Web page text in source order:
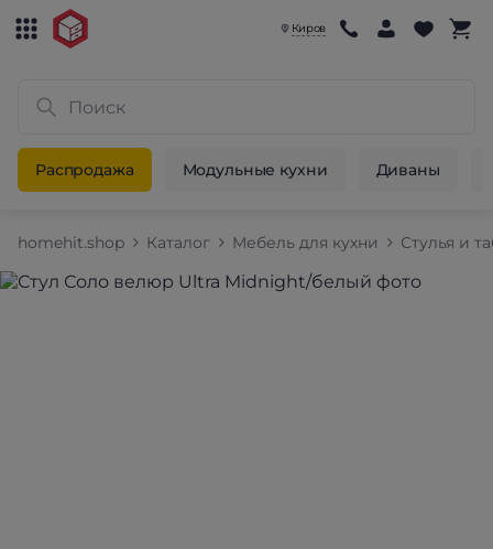
Киров
Распродажа Модульные кухни Диваны
homehit.shop Каталог Мебель для кухни Стулья и